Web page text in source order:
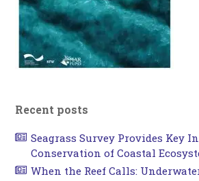
Recent posts
Seagrass Survey Provides Key
Conservation of Coastal
When the Reef Calls: